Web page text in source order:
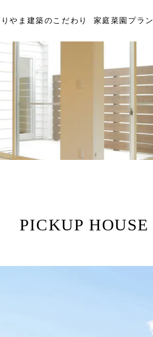
りやま建築のこだわり 家庭菜園プラン
PICKUP HOUSE